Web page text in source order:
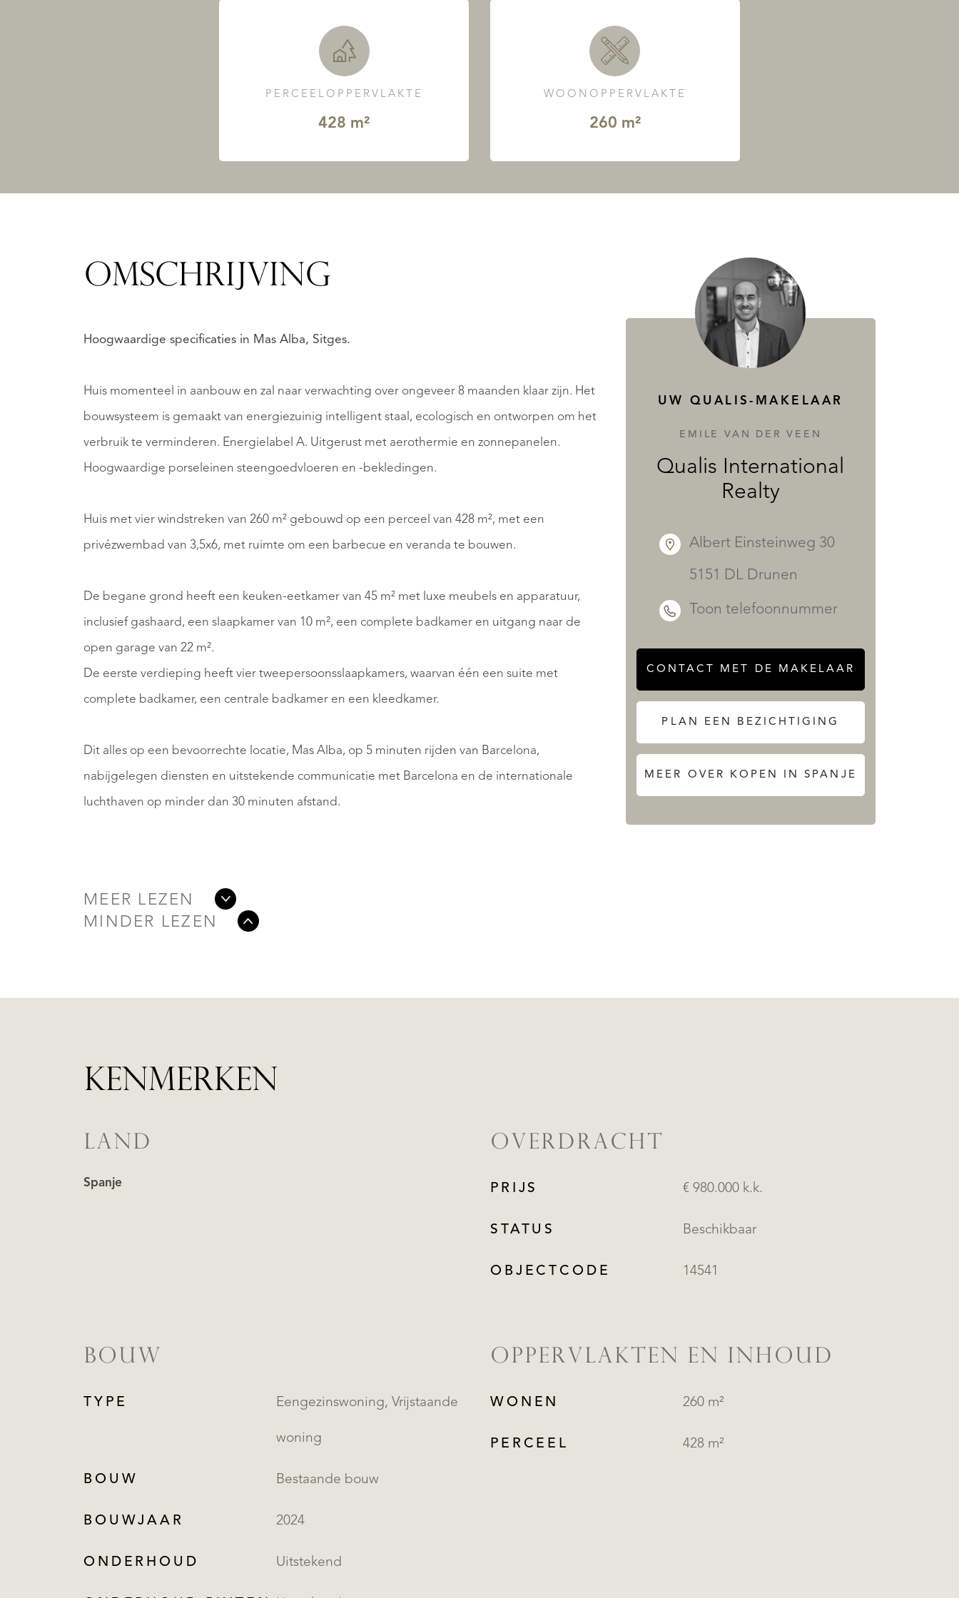
PERCEELOPPERVLAKTE
428 m²
WOONOPPERVLAKTE
260 m²
OMSCHRIJVING
Hoogwaardige specificaties in Mas Alba, Sitges.
Huis momenteel in aanbouw en zal naar verwachting over ongeveer 8 maanden klaar zijn. Het
bouwsysteem is gemaakt van energiezuinig intelligent staal, ecologisch en ontworpen om het
verbruik te verminderen. Energielabel A. Uitgerust met aerothermie en zonnepanelen.
Hoogwaardige porseleinen steengoedvloeren en -bekledingen.
Huis met vier windstreken van 260 m² gebouwd op een perceel van 428 m², met een
privézwembad van 3,5x6, met ruimte om een ​​barbecue en veranda te bouwen.
De begane grond heeft een keuken-eetkamer van 45 m² met luxe meubels en apparatuur,
inclusief gashaard, een slaapkamer van 10 m², een complete badkamer en uitgang naar de
open garage van 22 m².
De eerste verdieping heeft vier tweepersoonsslaapkamers, waarvan één een suite met
complete badkamer, een centrale badkamer en een kleedkamer.
Dit alles op een bevoorrechte locatie, Mas Alba, op 5 minuten rijden van Barcelona, ​​
nabijgelegen diensten en uitstekende communicatie met Barcelona en de internationale
luchthaven op minder dan 30 minuten afstand.
MEER LEZEN
MINDER LEZEN
UW QUALIS-MAKELAAR
EMILE VAN DER VEEN
Qualis International
Realty
Albert Einsteinweg 30
5151 DL Drunen
Toon telefoonnummer
CONTACT MET DE MAKELAAR
PLAN EEN BEZICHTIGING
MEER OVER KOPEN IN SPANJE
KENMERKEN
LAND
Spanje
OVERDRACHT
PRIJS € 980.000 k.k.
STATUS Beschikbaar
OBJECTCODE 14541
BOUW
TYPE Eengezinswoning, Vrijstaande
woning
BOUW Bestaande bouw
BOUWJAAR 2024
ONDERHOUD Uitstekend
OPPERVLAKTEN EN INHOUD
WONEN 260 m²
PERCEEL 428 m²
DIENSTEN